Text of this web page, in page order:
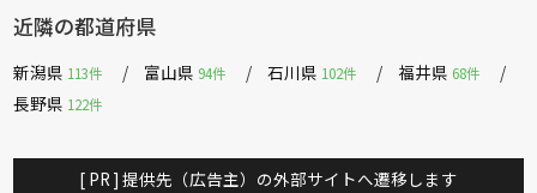
近隣の都道府県
新潟県 113件 富山県 94件 石川県 102件 福井県 68件
長野県 122件
[ PR ] 提供先（広告主）の外部サイトへ遷移します